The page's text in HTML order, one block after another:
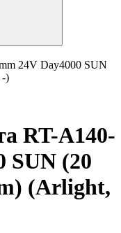
24V Day4000 SUN
-)
RT-A140-
SUN (20
(Arlight,